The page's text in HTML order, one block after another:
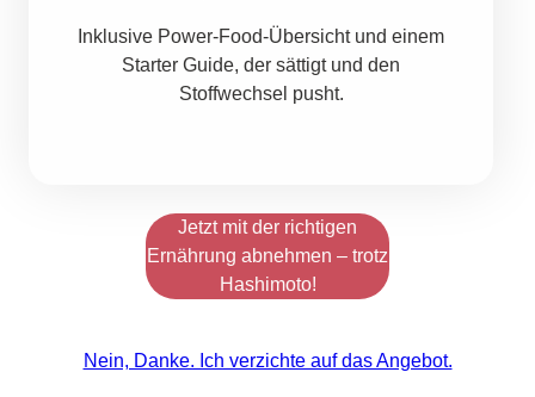
Inklusive Power-Food-Übersicht und einem
Starter Guide, der sättigt und den
Stoffwechsel pusht.
Jetzt mit der richtigen
Ernährung abnehmen – trotz
Hashimoto!
Nein, Danke. Ich verzichte auf das Angebot.